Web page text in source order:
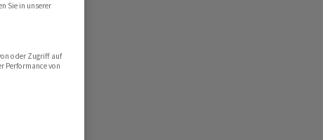
Sie in unserer
oder Zugriff auf
Performance von